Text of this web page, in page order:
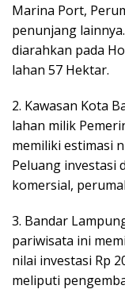
Marina Port,
penunjang
diarahkan pada
lahan 57 Hektar.
2. Kawasan Kota
lahan milik
memiliki estimasi
Peluang investasi
komersial,
3. Bandar
pariwisata ini
nilai investasi Rp
meliputi